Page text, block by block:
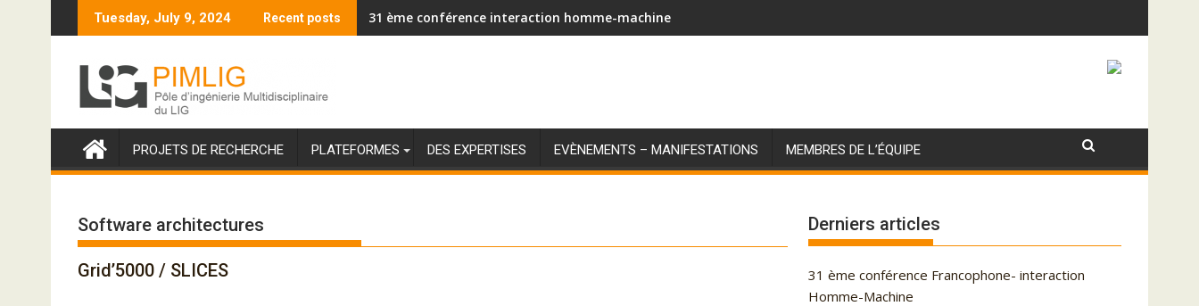
k
Tuesday, July 9, 2024 Recent posts 31 ème conférence interaction homme-machine
PROJETS DE RECHERCHE PLATEFORMES DES EXPERTISES EVÈNEMENTS – MANIFESTATIONS MEMBRES DE L’ÉQUIPE
Software architectures
Grid’5000 / SLICES
Derniers articles
31 ème conférence Francophone- interaction
Homme-Machine